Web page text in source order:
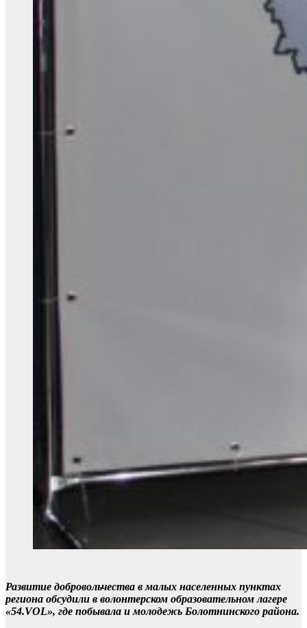
Развитие добровольчества в малых населенных пунктах
региона обсудили в волонтерском образовательном лагере
«54.VOL», где побывала и молодежь Болотнинского района.